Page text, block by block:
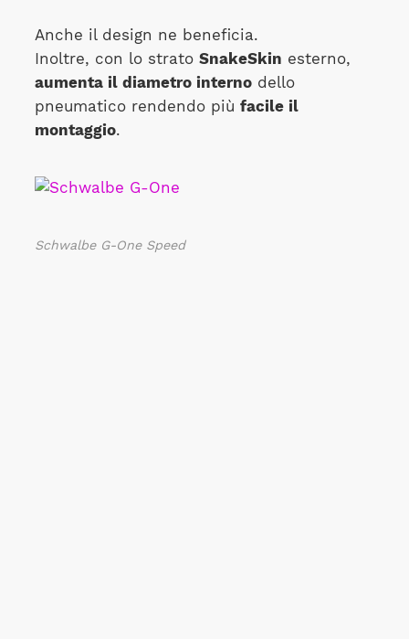
Anche il design ne beneficia.
Inoltre, con lo strato SnakeSkin esterno,
aumenta il diametro internodello
pneumatico rendendo più facile il
montaggio.
Schwalbe G-One Speed